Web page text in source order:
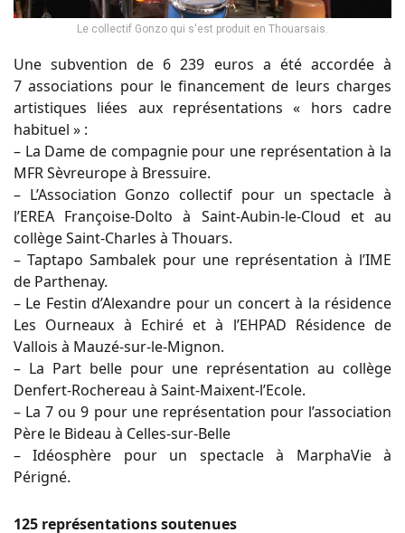
Le collectif Gonzo qui s'est produit en Thouarsais.
Une subvention de 6 239 euros a été accordée à
7 associations pour le financement de leurs charges
artistiques liées aux représentations « hors cadre
habituel » :
– La Dame de compagnie pour une représentation à la
MFR Sèvreurope à Bressuire.
– L’Association Gonzo collectif pour un spectacle à
l’EREA Françoise-Dolto à Saint-Aubin-le-Cloud et au
collège Saint-Charles à Thouars.
– Taptapo Sambalek pour une représentation à l’IME
de Parthenay.
– Le Festin d’Alexandre pour un concert à la résidence
Les Ourneaux à Echiré et à l’EHPAD Résidence de
Vallois à Mauzé-sur-le-Mignon.
– La Part belle pour une représentation au collège
Denfert-Rochereau à Saint-Maixent-l’Ecole.
– La 7 ou 9 pour une représentation pour l’association
Père le Bideau à Celles-sur-Belle
– Idéosphère pour un spectacle à MarphaVie à
Périgné.
125 représentations soutenues